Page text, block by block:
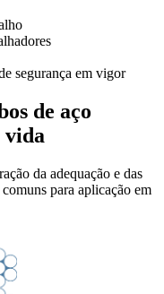
segurança em vigor
de aço
vida
da adequação e das
para aplicação em